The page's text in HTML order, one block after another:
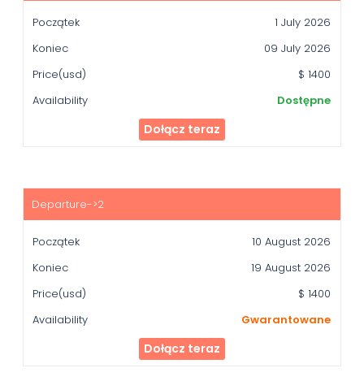
Availability
1 July 2026
09 July 2026
$ 1400
Dostępne
Dołącz teraz
10 August 2026
19 August 2026
$ 1400
Gwarantowane
Dołącz teraz